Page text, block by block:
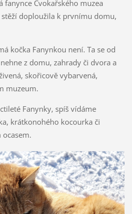
fanynce Cvokařského muzea
stěží doploužila k prvnímu domu,
kočka Fanynkou není. Ta se od
z domu, zahrady či dvora a
skořicově vybarvená,
muzeum.
Fanynky, spíš vídáme
krátkonohého kocourka či